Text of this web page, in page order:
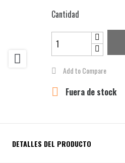

Cantidad
Add to Compare
 Fuera de stock
DETALLES DEL PRODUCTO